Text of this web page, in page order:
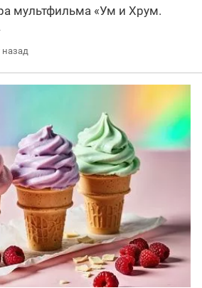
мультфильма «Ум и Хрум.
назад